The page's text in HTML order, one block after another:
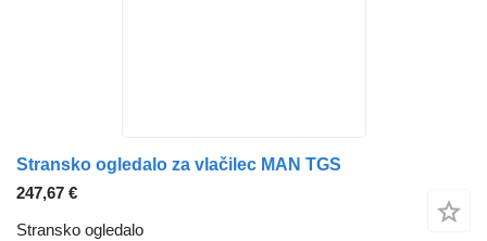
Stransko ogledalo za vlačilec MAN TGS
247,67 €
Stransko ogledalo